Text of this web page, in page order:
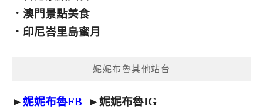
． 澳門景點美食
． 印尼峇里島蜜月
妮妮布魯其他站台
►妮妮布魯FB ►妮妮布魯IG